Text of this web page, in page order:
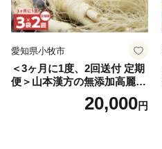
愛知県小牧市
＜3ヶ月に1度、2回送付 定期
便＞山本漢方の無添加高麗人
20,000円